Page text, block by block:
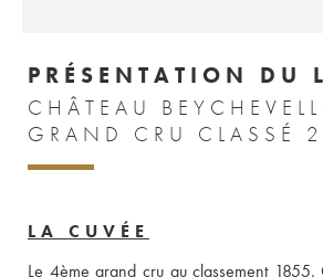
PRÉSENTATION DU
CHÂTEAU
GRAND CRU CLASSÉ
LA CUVÉE
Le 4ème grand cru au classement 1855,